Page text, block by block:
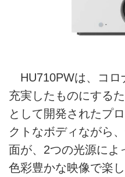
HU710PWは、コロ
充実したものにする
として開発されたプ
クトなボディながら
面が、2つの光源によ
色彩豊かな映像で楽